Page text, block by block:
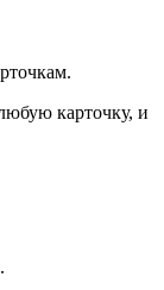
карточку, и